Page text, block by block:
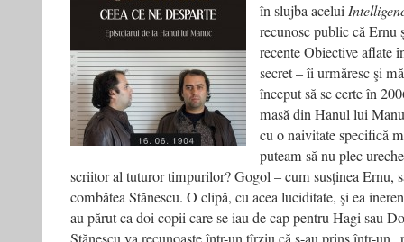
în slujba acelui
recunosc public că Ernu
recente Obiective aflate
secret – îi urmăresc şi
început să se certe în
masă din Hanul lui
cu o naivitate specifică
puteam să nu plec
scriitor al tuturor timpurilor? Gogol – cum susţinea Ernu,
combătea Stănescu. O clipă, cu acea luciditate, şi ea
au părut ca doi copii care se iau de cap pentru Hagi sau